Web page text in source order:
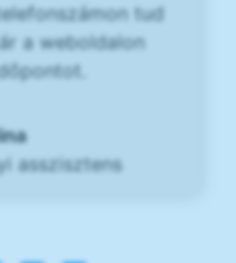
tud
a weboldalon
asszisztens